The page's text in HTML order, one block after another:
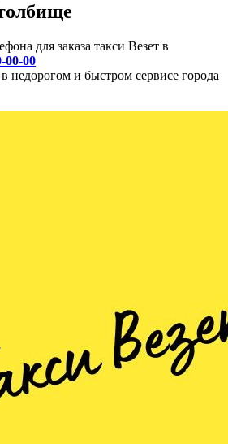
для заказа такси Везет в
00-00
недорогом и быстром сервисе города